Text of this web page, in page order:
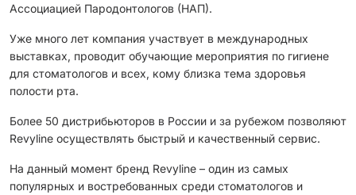
Ассоциацией Пародонтологов (НАП).
Уже много лет компания участвует в международных
выставках, проводит обучающие мероприятия по гигиене
для стоматологов и всех, кому близка тема здоровья
полости рта.
Более 50 дистрибьюторов в России и за рубежом позволяют
Revyline осуществлять быстрый и качественный сервис.
На данный момент бренд Revyline – один из самых
популярных и востребованных среди стоматологов и